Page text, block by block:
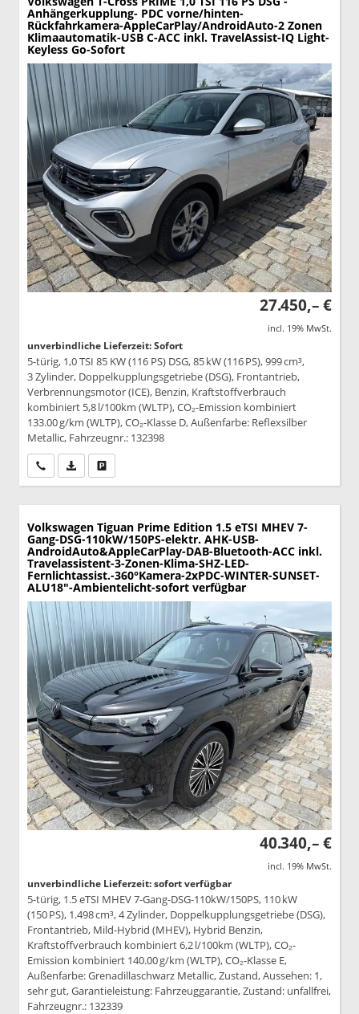
Anhängerkupplung- PDC vorne/hinten-
Rückfahrkamera-AppleCarPlay/AndroidAuto-2 Zonen
Klimaautomatik-USB C-ACC inkl. TravelAssist-IQ Light-
Keyless Go-Sofort
27.450,– €
incl. 19% MwSt.
unverbindliche Lieferzeit: Sofort
5-türig, 1,0 TSI 85 KW (116 PS) DSG, 85 kW (116 PS), 999 cm³,
3 Zylinder, Doppelkupplungsgetriebe (DSG), Frontantrieb,
Verbrennungsmotor (ICE), Benzin, Kraftstoffverbrauch
kombiniert 5,8 l/100km (WLTP), CO₂-Emission kombiniert
133.00 g/km (WLTP), CO₂-Klasse D, Außenfarbe: Reflexsilber
Metallic, Fahrzeugnr.: 132398
Wir rufen Sie anPDF-Datei, Fahrzeugexposé drucken
Volkswagen Tiguan Prime Edition 1.5 eTSI MHEV 7-
Gang-DSG-110kW/150PS-elektr. AHK-USB-
AndroidAuto&AppleCarPlay-DAB-Bluetooth-ACC inkl.
Travelassistent-3-Zonen-Klima-SHZ-LED-
Fernlichtassist.-360°Kamera-2xPDC-WINTER-SUNSET-
ALU18"-Ambientelicht-sofort verfügbar
40.340,– €
incl. 19% MwSt.
unverbindliche Lieferzeit: sofort verfügbar
5-türig, 1.5 eTSI MHEV 7-Gang-DSG-110kW/150PS, 110 kW
(150 PS), 1.498 cm³, 4 Zylinder, Doppelkupplungsgetriebe (DSG),
Frontantrieb, Mild-Hybrid (MHEV), Hybrid Benzin,
Kraftstoffverbrauch kombiniert 6,2 l/100km (WLTP), CO₂-
Emission kombiniert 140.00 g/km (WLTP), CO₂-Klasse E,
Außenfarbe: Grenadillaschwarz Metallic, Zustand, Aussehen: 1,
sehr gut, Garantieleistung: Fahrzeuggarantie, Zustand: unfallfrei,
Fahrzeugnr.: 132339